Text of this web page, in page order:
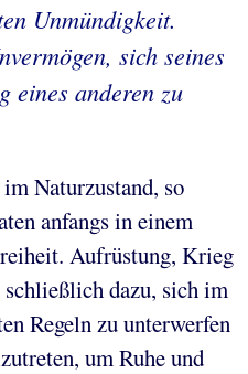
Unmündigkeit.
sich seines
eines anderen zu
Naturzustand, so
anfangs in einem
Aufrüstung, Krieg
dazu, sich im
Regeln zu unterwerfen
um Ruhe und